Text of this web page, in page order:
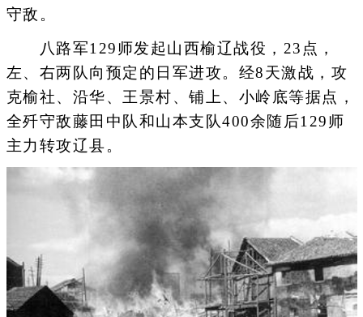
守敌。
八路军129师发起山西榆辽战役，23点，
左、右两队向预定的日军进攻。经8天激战，攻
克榆社、沿华、王景村、铺上、小岭底等据点，
全歼守敌藤田中队和山本支队400余随后129师
主力转攻辽县。